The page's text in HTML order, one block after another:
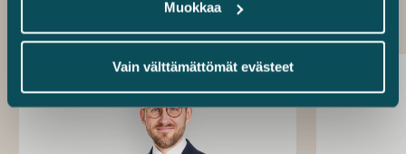
Muokkaa
Vain välttämättömät evästeet
kustannusten nousun vuoksi. Riidan
kokonaisarvo ylitti 15 miljoonaa euroa.
mukaiseen